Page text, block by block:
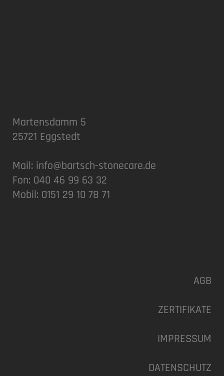
Martensdamm 5
25721 Eggstedt
Mail: info@bartsch-stonecare.de
Fon: 040 46 99 63 32
Mobil: 0151 29 10 78 71
AGB
ZERTIFIKATE
IMPRESSUM
DATENSCHUTZ